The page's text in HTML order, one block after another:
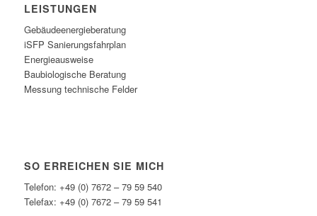
LEISTUNGEN
Gebäudeenergieberatung
iSFP Sanierungsfahrplan
Energieausweise
Baubiologische Beratung
Messung technische Felder
SO ERREICHEN SIE MICH
Telefon: +49 (0) 7672 – 79 59 540
Telefax: +49 (0) 7672 – 79 59 541